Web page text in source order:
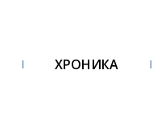
ХРОНИКА